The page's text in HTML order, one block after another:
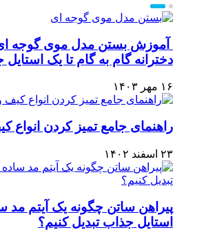
آموزش بستن مدل موی گوجه
دخترانه گام به گام تا یک
۱۶ مهر ۱۴۰۳
راهنمای جامع تمیز کردن
۲۳ اسفند ۱۴۰۲
پیراهن ساتن چگونه یک آیتم مد
استایل جذاب تبدیل کنیم؟